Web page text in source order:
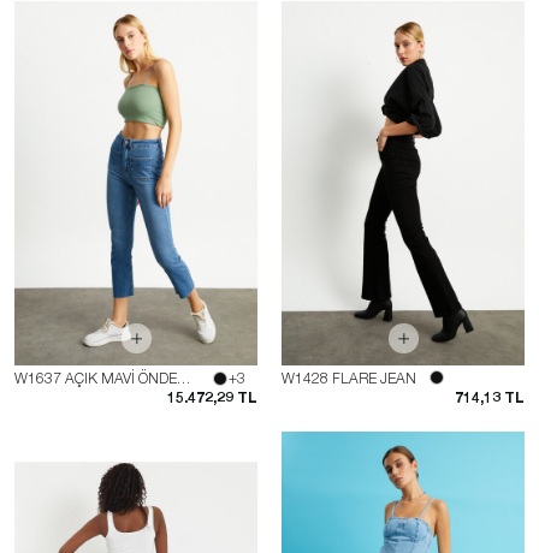
W1637 AÇIK MAVİ ÖNDEN CEPLİ FLARE JEAN
+3
15.472,29 TL
W1428 FLARE JEAN
714,13 TL